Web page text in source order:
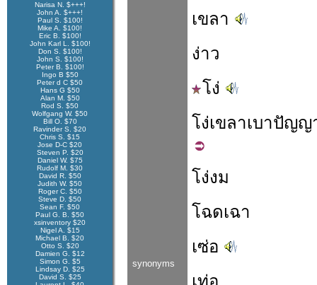
Narisa N. $+++!
John A. $+++!
Paul S. $100!
Mike A. $100!
Eric B. $100!
John Karl L. $100!
Don S. $100!
John S. $100!
Peter B. $100!
Ingo B $50
Peter d C $50
Hans G $50
Alan M. $50
Rod S. $50
Wolfgang W. $50
Bill O. $70
Ravinder S. $20
Chris S. $15
Jose D-C $20
Steven P. $20
Daniel W. $75
Rudolf M. $30
David R. $50
Judith W. $50
Roger C. $50
Steve D. $50
Sean F. $50
Paul G. B. $50
xsinventory $20
Nigel A. $15
Michael B. $20
Otto S. $20
Damien G. $12
Simon G. $5
Lindsay D. $25
David S. $25
synonyms
เขลา
ง่าว
โง่
โง่เขลาเบาปัญญ
โง่งม
โฉดเฉา
เซ่อ
เท่อ